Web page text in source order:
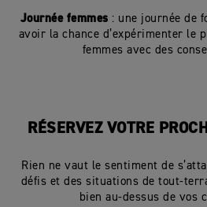
Journée femmes : une journée de
avoir la chance d’expérimenter le
femmes avec des
RÉSERVEZ VOTRE
Rien ne vaut le sentiment de
défis et des situations de tout-
bien au-dessus de vos